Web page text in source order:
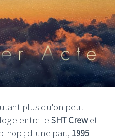
plus qu'on peut
entre le SHT Crewet
hop ; d'une part, 1995